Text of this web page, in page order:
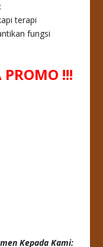
terapi
fungsi
!!!
Kepada Kami: